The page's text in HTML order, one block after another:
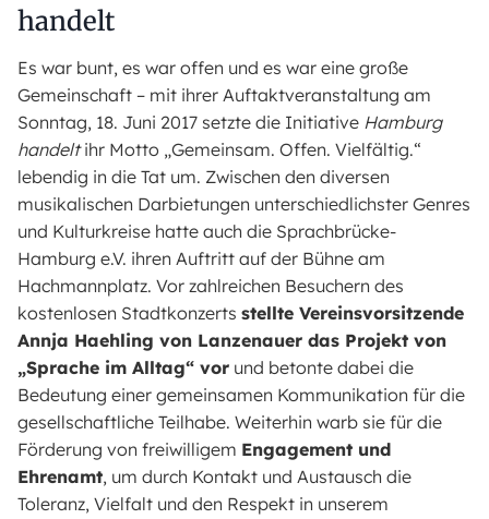
handelt
Es war bunt, es war offen und es war eine große
Gemeinschaft – mit ihrer Auftaktveranstaltung am
Sonntag, 18. Juni 2017 setzte die Initiative Hamburg
handeltihr Motto „Gemeinsam. Offen. Vielfältig.“
lebendig in die Tat um. Zwischen den diversen
musikalischen Darbietungen unterschiedlichster Genres
und Kulturkreise hatte auch die Sprachbrücke-
Hamburg e.V. ihren Auftritt auf der Bühne am
Hachmannplatz. Vor zahlreichen Besuchern des
kostenlosen Stadtkonzerts stellte Vereinsvorsitzende
Annja Haehling von Lanzenauer das Projekt von
„Sprache im Alltag“ vor und betonte dabei die
Bedeutung einer gemeinsamen Kommunikation für die
gesellschaftliche Teilhabe. Weiterhin warb sie für die
Förderung von freiwilligem Engagement und
Ehrenamt, um durch Kontakt und Austausch die
Toleranz, Vielfalt und den Respekt in unserem